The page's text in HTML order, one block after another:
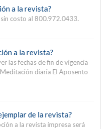
a la revista?
costo al 800.972.0433.
a la revista?
las fechas de fin de vigencia
diaria El Aposento
de la revista?
a la revista impresa será